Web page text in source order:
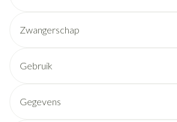
Zwangerschap
Gebruik
Gegevens